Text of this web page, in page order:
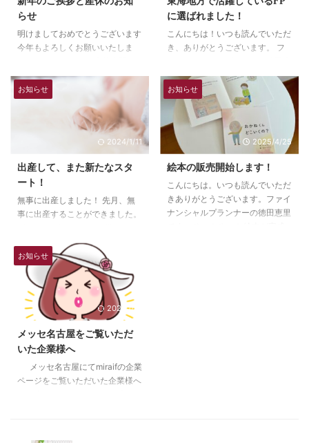
らせ
明けましておめでとうございます
今年もよろしくお願いいたしま
入らせていただくことをお知らせ
します。 昨年は本当に全然予想
していない出来事が多く、コロナ
や自粛期間、オンライン化、会社
の移籍など、次から次へと目まぐ
るしく状況が変わる中で、一番ビ
ックリした妊娠がわかりました。
一人目を不妊治療で長い期間かけ
て授かった経験も有り、二人目を
望んではいましたが、次は天の命
に従おうと思っていたので、特に
りました。 今がそのタイミング
だったと言うことなのでしょう ...
に選ばれました！
こんにちは！いつも読んでいただ
き、ありがとうございます。 フ
里です。 大垣共立銀行様より取
材を受けました！ 東海地方で活
躍しているファイナンシャルプラ
ンナーとして取材された記事がリ
リースされました！
https://ohisamamarche.okb.co.j
p/local/index.html 多岐にわたる
質問の中でも、なぜファイナンシ
ャルプランナーになったのか一人
の親として、どうやって子どもと
お金について向き合っているのか
お知らせ
2024/1/11
出産して、また新たなスタ
ート！
無事に出産しました！ 先月、無
事に出産することができました。
ること、忘れていること、一生懸
命やっていたら１ヶ月すぎていま
した！ そして、やっぱり産後は
思い通りにいかない！ 今回は自
宅に帰ってきたので、育児、家
事、他にもやりたいことたくさ
ん！ でも現実は、ほとんど育児
と家事で精一杯。さらに眠たい…
思い通りにならない現実と気持ち
が落ち込むこともあり… 育休復帰
できないかも。どんなに仕事が好
お知らせ
2025/4/25
絵本の販売開始します！
こんにちは。いつも読んでいただ
きありがとうございます。ファイ
ナンシャルプランナーの徳田恵里
お知らせ
2021/1/13
メッセ名古屋をご覧いただ
いた企業様へ
メッセ名古屋にてmiraifの企業
ページをご覧いただいた企業様へ